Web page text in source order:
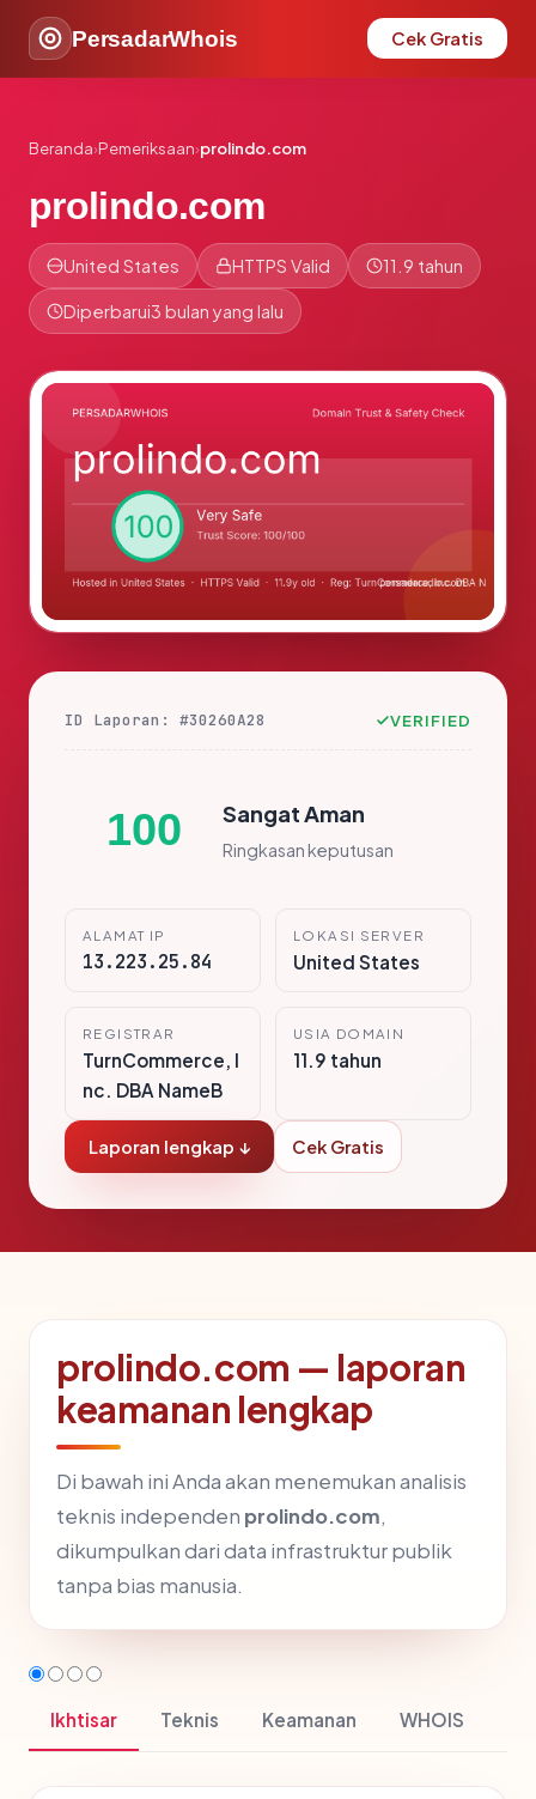
PersadarWhois Cek Gratis
Beranda›Pemeriksaan›prolindo.com
prolindo.com
United States HTTPS Valid 11.9 tahun
Diperbarui3 bulan yang lalu
ID Laporan: #30260A28 VERIFIED
100 Sangat Aman
Ringkasan keputusan
ALAMAT IP
13.223.25.84
LOKASI SERVER
United States
REGISTRAR
TurnCommerce, I
nc. DBA NameB
USIA DOMAIN
11.9 tahun
Laporan lengkap ↓ Cek Gratis
prolindo.com — laporan
keamanan lengkap
Di bawah ini Anda akan menemukan analisis
teknis independen prolindo.com,
dikumpulkan dari data infrastruktur publik
tanpa bias manusia.
Ikhtisar Teknis Keamanan WHOIS